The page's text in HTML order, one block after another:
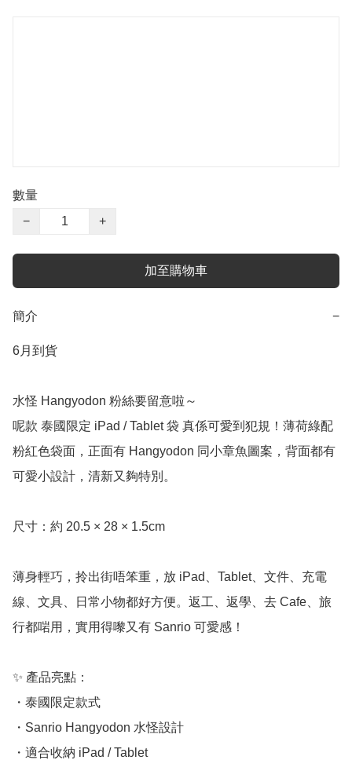
數量
−
+
加至購物車
簡介 −
6月到貨
水怪 Hangyodon 粉絲要留意啦～
呢款 泰國限定 iPad / Tablet 袋 真係可愛到犯規！薄荷綠配
粉紅色袋面，正面有 Hangyodon 同小章魚圖案，背面都有
可愛小設計，清新又夠特別。
尺寸：約 20.5 × 28 × 1.5cm
薄身輕巧，拎出街唔笨重，放 iPad、Tablet、文件、充電
線、文具、日常小物都好方便。返工、返學、去 Cafe、旅
行都啱用，實用得嚟又有 Sanrio 可愛感！
✨ 產品亮點：
・泰國限定款式
・Sanrio Hangyodon 水怪設計
・適合收納 iPad / Tablet